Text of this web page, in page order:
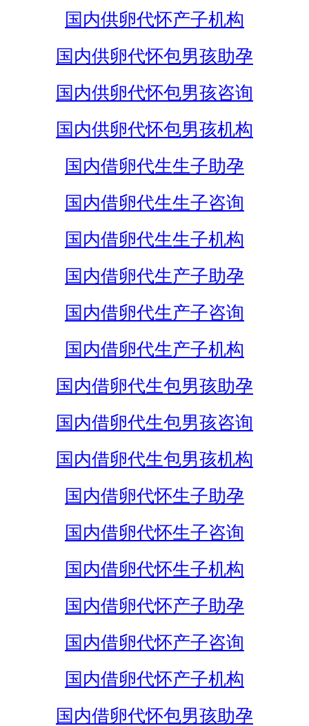
国内供卵代怀产子机构
国内供卵代怀包男孩助孕
国内供卵代怀包男孩咨询
国内供卵代怀包男孩机构
国内借卵代生生子助孕
国内借卵代生生子咨询
国内借卵代生生子机构
国内借卵代生产子助孕
国内借卵代生产子咨询
国内借卵代生产子机构
国内借卵代生包男孩助孕
国内借卵代生包男孩咨询
国内借卵代生包男孩机构
国内借卵代怀生子助孕
国内借卵代怀生子咨询
国内借卵代怀生子机构
国内借卵代怀产子助孕
国内借卵代怀产子咨询
国内借卵代怀产子机构
国内借卵代怀包男孩助孕